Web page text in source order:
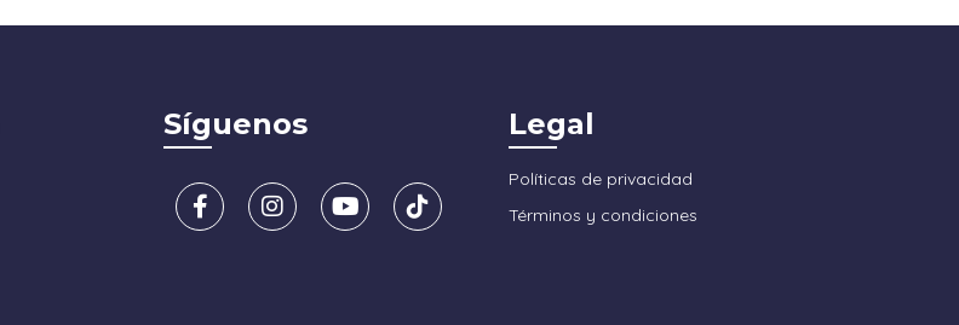
Síguenos Legal
Políticas de privacidad
Términos y condiciones